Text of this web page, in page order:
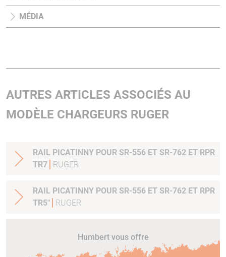
MÉDIA
AUTRES ARTICLES ASSOCIÉS AU
MODÈLE CHARGEURS RUGER
RAIL PICATINNY POUR SR-556 ET SR-762 ET RPR
TR7
RUGER
RAIL PICATINNY POUR SR-556 ET SR-762 ET RPR
TR5"
RUGER
Humbert vous offre